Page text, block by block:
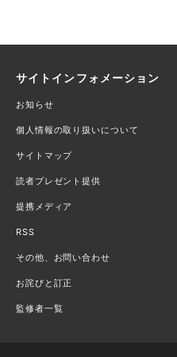
サイトインフォメーション
お知らせ
個人情報の取り扱いについて
サイトマップ
読者プレゼント提供
提携メディア
RSS
その他、お問い合わせ
お詫びと訂正
監修者一覧